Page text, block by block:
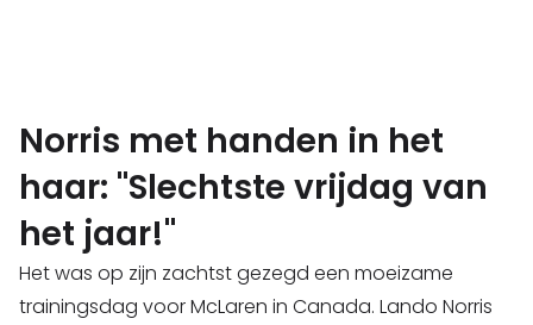
Norris met handen in het
haar: "Slechtste vrijdag van
het jaar!"
Het was op zijn zachtst gezegd een moeizame
trainingsdag voor McLaren in Canada. Lando Norris